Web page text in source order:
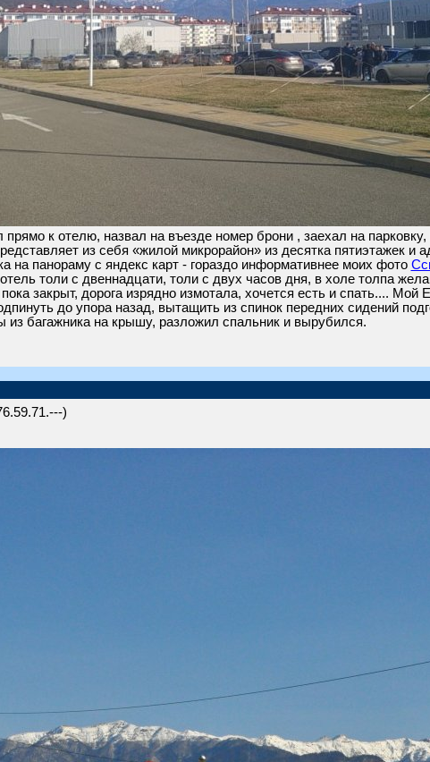
к отелю, назвал на въезде номер брони , заехал на
из себя «жилой микрорайон» из десятка пятиэтажек и
на панораму с яндекс карт - гораздо информативнее моих фото
толи с двеннадцати, толи с двух часов дня, в холе толпа
закрыт, дорога изрядно измотала, хочется есть и спать.... Мой
до упора назад, вытащить из спинок передних сидений
багажника на крышу, разложил спальник и вырубился.
)